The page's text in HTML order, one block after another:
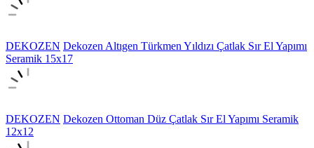
DEKOZEN Dekozen Altıgen Türkmen Yıldızı Çatlak Sır El Yapımı
Seramik 15x17
DEKOZEN Dekozen Ottoman Düz Çatlak Sır El Yapımı Seramik
12x12